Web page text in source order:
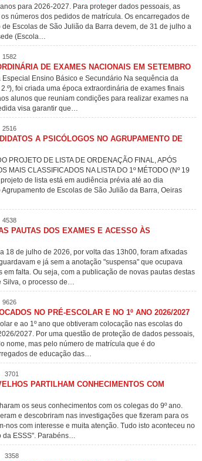
para 2026-2027. Para proteger dados pessoais, as
números dos pedidos de matrícula. Os encarregados de
Escolas de São Julião da Barra devem, de 31 de julho a
(Escola…
1582
DE EXAMES NACIONAIS EM SETEMBRO
Ensino Básico e Secundário Na sequência da
foi criada uma época extraordinária de exames finais
alunos que reuniam condições para realizar exames na
visa garantir que…
2516
A PSICÓLOGOS NO AGRUPAMENTO DE
PROJETO DE LISTA DE ORDENAÇÃO FINAL, APÓS
MAIS CLASSIFICADOS NA LISTA DO 1º MÉTODO (Nº 19
de lista está em audiência prévia até ao dia
de Escolas de São Julião da Barra, Oeiras
4538
PAUTAS DOS EXAMES E ACESSO ÀS
18 de julho de 2026, por volta das 13h00, foram afixadas
e já sem a anotação "suspensa" que ocupava
falta. Ou seja, com a publicação de novas pautas destas
Silva, o processo de…
9626
NO PRÉ-ESCOLAR E NO 1º ANO 2026/2027
e ao 1º ano que obtiveram colocação nas escolas do
2027. Por uma questão de proteção de dados pessoais,
nome, mas pelo número de matrícula que é do
de educação das…
3701
PARTILHAM CONHECIMENTOS COM
os seus conhecimentos com os colegas do 9º ano.
e descobriram nas investigações que fizeram para os
nos com interesse e muita atenção. Tudo isto aconteceu no
da ESSS". Parabéns…
3358